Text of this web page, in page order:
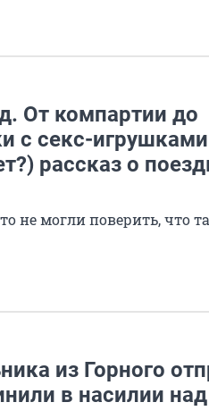
От компартии до
с секс-
рассказ о
не могли поверить, что
из Горного
в насилии над